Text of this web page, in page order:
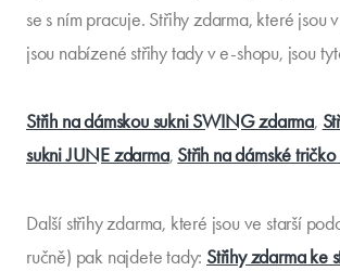
se s ním pracuje. Střihy zdarma, které jsou
jsou nabízené střihy tady v e-shopu, jsou
Střih na dámskou sukni SWING zdarma,
sukni JUNE zdarma, Střih na dámské
Další střihy zdarma, které jsou ve starší
ručně) pak najdete tady: Střihy zdarma ke